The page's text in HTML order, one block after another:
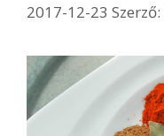
2017-12-23 Szerző: